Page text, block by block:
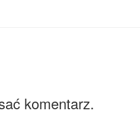
komentarz.